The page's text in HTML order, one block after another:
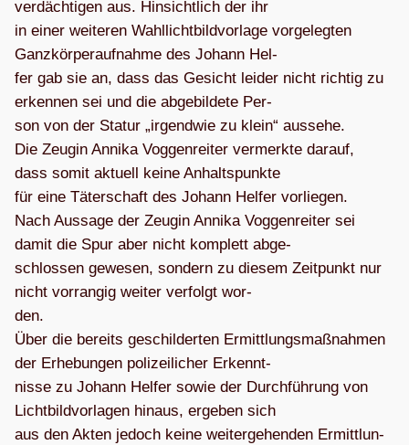
ver­däch­ti­gen aus. Hin­sicht­lich der ihr
in einer wei­te­ren Wahl­licht­bild­vor­lage vor­ge­leg­ten
Ganz­kör­per­auf­nahme des Johann Hel-
fer gab sie an, dass das Gesicht lei­der nicht rich­tig zu
erken­nen sei und die abge­bil­dete Per-
son von der Sta­tur „irgend­wie zu klein“ aus­sehe.
Die Zeu­gin Annika Vog­gen­rei­ter ver­merkte dar­auf,
dass somit aktu­ell keine Anhalts­punkte
für eine Täter­schaft des Johann Hel­fer vor­lie­gen.
Nach Aus­sage der Zeu­gin Annika Vog­gen­rei­ter sei
damit die Spur aber nicht kom­plett abge-
schlos­sen gewe­sen, son­dern zu die­sem Zeit­punkt nur
nicht vor­ran­gig wei­ter ver­folgt wor-
den.
Über die bereits geschil­der­ten Ermitt­lungs­maß­nah­men
der Erhe­bun­gen poli­zei­li­cher Erkennt-
nisse zu Johann Hel­fer sowie der Durch­füh­rung von
Licht­bild­vor­la­gen hin­aus, erge­ben sich
aus den Akten jedoch keine wei­ter­ge­hen­den Ermitt­lun­